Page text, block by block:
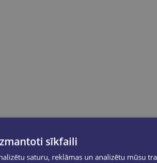
sīkfaili
saturu, reklāmas un analizētu mūsu